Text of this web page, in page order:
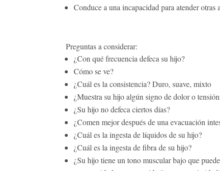
Conduce a una incapacidad para atender otras
Preguntas a considerar:
¿Con qué frecuencia defeca su hijo?
Cómo se ve?
¿Cuál es la consistencia? Duro, suave, mixto
¿Muestra su hijo algún signo de dolor o
¿Su hijo no defeca ciertos días?
¿Comen mejor después de una evacuación
¿Cuál es la ingesta de líquidos de su hijo?
¿Cuál es la ingesta de fibra de su hijo?
¿Su hijo tiene un tono muscular bajo que